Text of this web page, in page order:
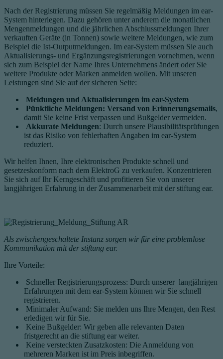
Nach der Registrierung müssen Sie regelmäßig Meldungen im ear-
System hinterlegen. Dazu gehören unter anderem die monatlichen
Mengenmeldungen und die jährlichen Abschlussmeldungen Ihrer
verkauften Geräte (in Tonnen) sowie weitere Meldungen, wie zum
Beispiel die Ist-Outputmeldungen. Im ear-System müssen Sie auch
Aktualisierungs- und Ergänzungsregistrierungen vornehmen, wenn
sich zum Beispiel der Name Ihres Unternehmens ändert oder Sie
weitere Produkte oder Marken anmelden wollen. Mit unseren
Leistungen sind Sie auf der sicheren Seite:
Meldungen und Aktualisierungen im ear-System
Pünktliche Meldungen: Versand von Erinnerungsemails,
damit Sie keine Frist verpassen und Bußgelder vermeiden.
Akkurate Meldungen: Durch unsere Plausibilitätsprüfungen
ist das Risiko von fehlerhaften Angaben im ear-System
reduziert.
Wir helfen Ihnen, Ihre elektronischen Produkte schnell und
gesetzeskonform nach dem ElektroG zu verkaufen. Konzentrieren
Sie sich auf Ihr Kerngeschäft und profitieren Sie von unserer
langjährigen Erfahrung in der Zusammenarbeit mit der stiftung ear.
Als zwischengeschaltete Instanz sorgen wir für eine problemlose
Kommunikation mit der stiftung ear.
Ihre Vorteile:
Schneller Registrierungsprozess: Durch unserer langjährigen
Erfahrungen mit dem ear-System können wir Sie schnell
registrieren.
Minimaler Aufwand: Sie melden uns Ihre Mengen, den Rest
erledigen wir für Sie.
Keine Bußgelder: Wir geben alle relevanten Daten
fristgerecht an die stiftung ear weiter.
Keine versteckten Zusatzkosten: Die Anmeldung von
mehreren Marken ist im Preis inbegriffen.